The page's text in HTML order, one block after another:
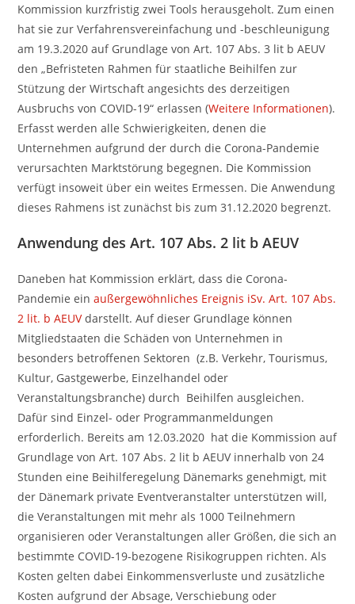
Kommission kurzfristig zwei Tools herausgeholt. Zum einen
hat sie zur Verfahrensvereinfachung und -beschleunigung
am 19.3.2020 auf Grundlage von Art. 107 Abs. 3 lit b AEUV
den „Befristeten Rahmen für staatliche Beihilfen zur
Stützung der Wirtschaft angesichts des derzeitigen
Ausbruchs von COVID-19“ erlassen (Weitere Informationen).
Erfasst werden alle Schwierigkeiten, denen die
Unternehmen aufgrund der durch die Corona-Pandemie
verursachten Marktstörung begegnen. Die Kommission
verfügt insoweit über ein weites Ermessen. Die Anwendung
dieses Rahmens ist zunächst bis zum 31.12.2020 begrenzt.
Anwendung des Art. 107 Abs. 2 lit b AEUV
Daneben hat Kommission erklärt, dass die Corona-
Pandemie einaußergewöhnliches Ereignis iSv. Art. 107 Abs.
2 lit. b AEUVdarstellt. Auf dieser Grundlage können
Mitgliedstaaten die Schäden von Unternehmen in
besonders betroffenen Sektoren (z.B. Verkehr, Tourismus,
Kultur, Gastgewerbe, Einzelhandel oder
Veranstaltungsbranche) durch Beihilfen ausgleichen.
Dafür sind Einzel- oder Programmanmeldungen
erforderlich. Bereits am 12.03.2020 hat die Kommission auf
Grundlage von Art. 107 Abs. 2 lit b AEUV innerhalb von 24
Stunden eine Beihilferegelung Dänemarks genehmigt, mit
der Dänemark private Eventveranstalter unterstützen will,
die Veranstaltungen mit mehr als 1000 Teilnehmern
organisieren oder Veranstaltungen aller Größen, die sich an
bestimmte COVID-19-bezogene Risikogruppen richten. Als
Kosten gelten dabei Einkommensverluste und zusätzliche
Kosten aufgrund der Absage, Verschiebung oder